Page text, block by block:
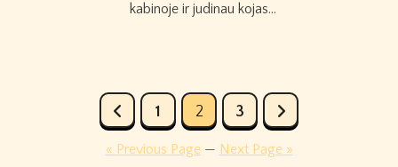
kabinoje ir judinau kojas…
pagination
1 2 3
« Previous Page— Next Page »